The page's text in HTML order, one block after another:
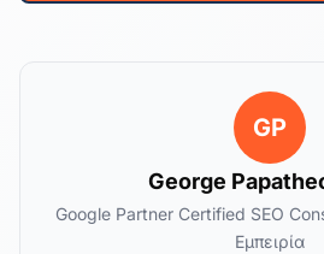
GP
George
Google Partner Certified SEO
Εμπειρία